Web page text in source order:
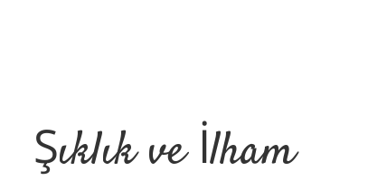
Şıklık ve İlham